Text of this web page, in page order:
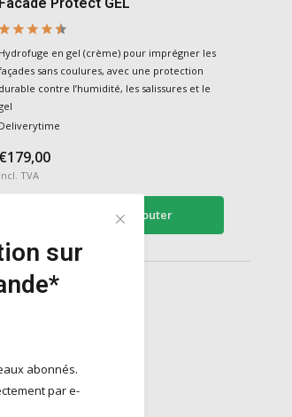
Hydrofuge en gel (crème) pour imprégner les
sans coulures, avec une protection
durable contre l’humidité, les salissures et le
Deliverytime
€179,00
Incl. TVA
Ajouter
sur
abonnés.
par e-